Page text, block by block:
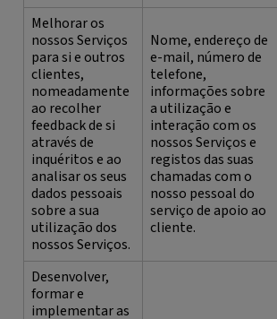
Melhorar os
nossos Serviços
para si e outros
clientes,
nomeadamente
ao recolher
feedback de si
através de
inquéritos e ao
analisar os seus
dados pessoais
sobre a sua
utilização dos
nossos Serviços.
Nome, endereço de
e-mail, número de
telefone,
informações sobre
a utilização e
interação com os
nossos Serviços e
registos das suas
chamadas com o
nosso pessoal do
serviço de apoio ao
cliente.
Desenvolver,
formar e
implementar as